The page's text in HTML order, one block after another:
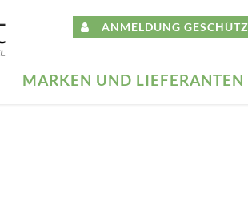
ANMELDUNG
MARKEN UND